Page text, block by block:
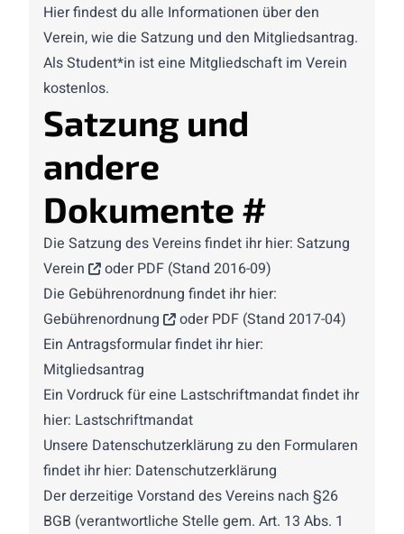
Hier findest du alle Informationen über den
Verein, wie die Satzung und den Mitgliedsantrag.
Als Student*in ist eine Mitgliedschaft im Verein
kostenlos.
Satzung und
andere
Dokumente #
Die Satzung des Vereins findet ihr hier: Satzung
Verein
oderPDF (Stand 2016-09)
Die Gebührenordnung findet ihr hier:
Gebührenordnung
oderPDF (Stand 2017-04)
Ein Antragsformular findet ihr hier:
Mitgliedsantrag
Ein Vordruck für eine Lastschriftmandat findet ihr
hier: Lastschriftmandat
Unsere Datenschutzerklärung zu den Formularen
findet ihr hier: Datenschutzerklärung
Der derzeitige Vorstand des Vereins nach §26
BGB (verantwortliche Stelle gem. Art. 13 Abs. 1